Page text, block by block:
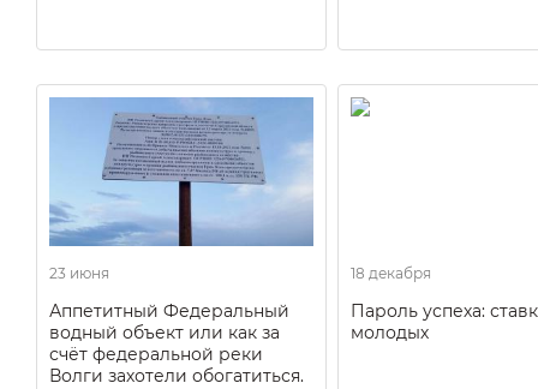
23 июня
Аппетитный Федеральный
водный объект или как за
счёт федеральной реки
Волги захотели обогатиться.
18 декабря
Пароль успеха:
молодых